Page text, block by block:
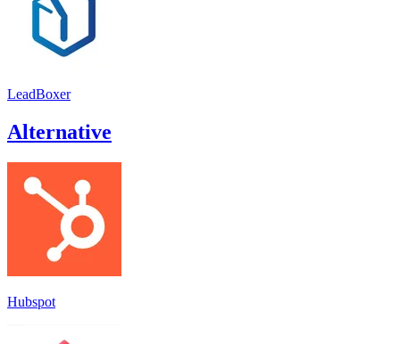
LeadBoxer
Alternative
Hubspot